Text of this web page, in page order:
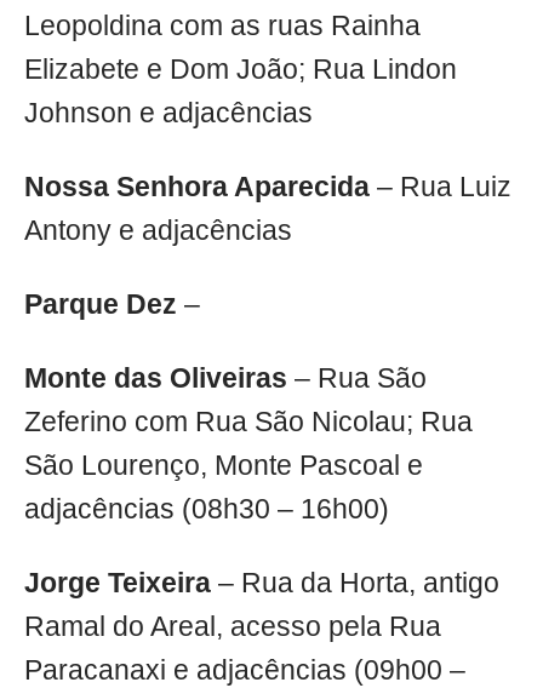
Leopoldina com as ruas Rainha
Elizabete e Dom João; Rua Lindon
Johnson e adjacências
Nossa Senhora Aparecida – Rua Luiz
Antony e adjacências
Parque Dez –
Monte das Oliveiras – Rua São
Zeferino com Rua São Nicolau; Rua
São Lourenço, Monte Pascoal e
adjacências (08h30 – 16h00)
Jorge Teixeira – Rua da Horta, antigo
Ramal do Areal, acesso pela Rua
Paracanaxi e adjacências (09h00 –